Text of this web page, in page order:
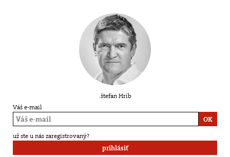
.štefan Hríb
Váš e-mail
už ste u nás zaregistrovaný?
prihlásiť
V Taliansku je